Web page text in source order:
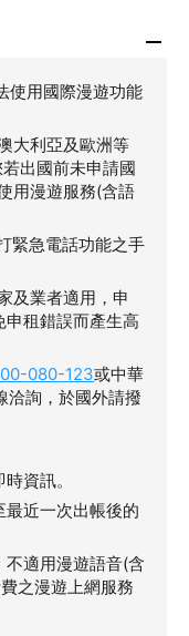
使用國際漫遊功能
大利亞及歐洲等
出國前未申請國
用漫遊服務(含語
緊急電話功能之手
及業者適用，申
申租錯誤而產生高
080-123或中華
洽詢，於國外請撥
資訊。
近一次出帳後的
適用漫遊語音(含
之漫遊上網服務